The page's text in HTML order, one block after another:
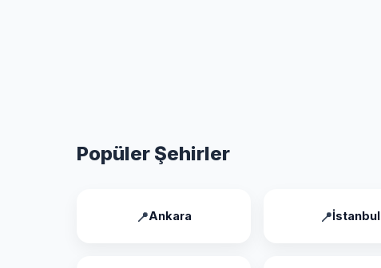
Popüler Şehirler
Ankara İstanbul